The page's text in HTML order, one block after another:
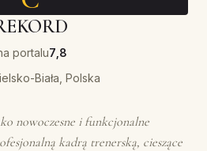
portalu7,8
Biała, Polska
nowoczesne i funkcjonalne
kadrą trenerską, cieszące